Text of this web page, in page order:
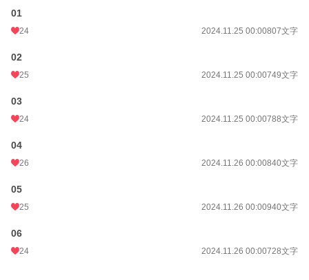
01
24 2024.11.25 00:00807文字
02
25 2024.11.25 00:00749文字
03
24 2024.11.25 00:00788文字
04
26 2024.11.26 00:00840文字
05
25 2024.11.26 00:00940文字
06
24 2024.11.26 00:00728文字